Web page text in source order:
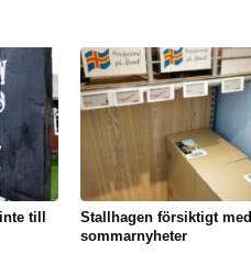
till
Stallhagen försiktigt med
sommarnyheter